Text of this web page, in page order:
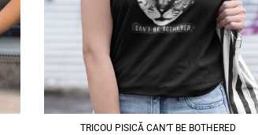
TRICOU PISICĂ CAN’T BE BOTHERED